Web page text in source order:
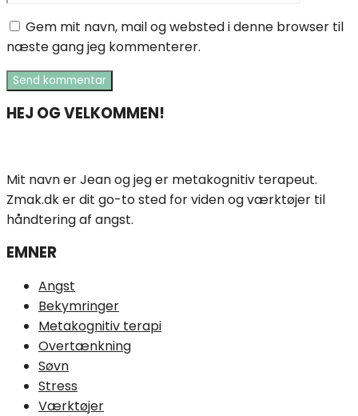
Gem mit navn, mail og websted i denne browser til
næste gang jeg kommenterer.
HEJ OG VELKOMMEN!
Mit navn er Jean og jeg er metakognitiv terapeut.
Zmak.dk er dit go-to sted for viden og værktøjer til
håndtering af angst.
EMNER
Angst
Bekymringer
Metakognitiv terapi
Overtænkning
Søvn
Stress
Værktøjer